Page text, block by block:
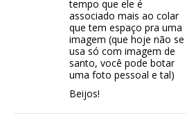
tempo que ele é
associado mais ao colar
que tem espaço pra uma
imagem (que hoje não se
usa só com imagem de
santo, você pode botar
uma foto pessoal e tal)
Beijos!